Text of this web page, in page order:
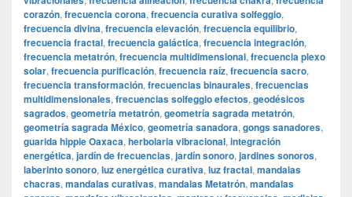
corazón, frecuencia corona, frecuencia curativa solfeggio,
frecuencia divina, frecuencia elevación, frecuencia equilibrio,
frecuencia fractal, frecuencia galáctica, frecuencia integración,
frecuencia metatrón, frecuencia multidimensional, frecuencia plexo
solar, frecuencia purificación, frecuencia raíz, frecuencia sacro,
frecuencia transformación, frecuencias binaurales, frecuencias
multidimensionales, frecuencias solfeggio efectos, geodésicos
sagrados, geometría metatrón, geometría sagrada metatrón,
geometría sagrada México, geometría sanadora, gongs sanadores,
guarida hippie Oaxaca, herbolaria vibracional, integración
energética, jardín de frecuencias, jardín sonoro, jardines sonoros,
laberinto sonoro, luz energética curativa, luz fractal, mandalas
chacras, mandalas curativas, mandalas Metatrón, mandalas